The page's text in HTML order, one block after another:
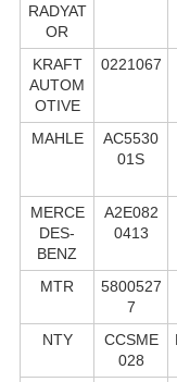
RADYAT
OR
KRAFT
AUTOM
OTIVE
0221067
MAHLE
AC5530
01S
MERCE
DES-
BENZ
A2E082
0413
MTR
5800527
7
NTY
CCSME
028